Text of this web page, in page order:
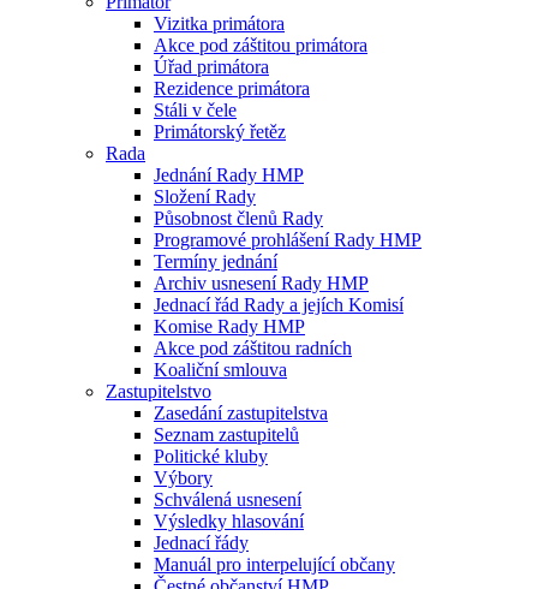
Vizitka primátora
Akce pod záštitou primátora
Úřad primátora
Rezidence primátora
Stáli v čele
Primátorský řetěz
Rada
Jednání Rady HMP
Složení Rady
Působnost členů Rady
Programové prohlášení Rady HMP
Termíny jednání
Archiv usnesení Rady HMP
Jednací řád Rady a jejích Komisí
Komise Rady HMP
Akce pod záštitou radních
Koaliční smlouva
Zastupitelstvo
Zasedání zastupitelstva
Seznam zastupitelů
Politické kluby
Výbory
Schválená usnesení
Výsledky hlasování
Jednací řády
Manuál pro interpelující občany